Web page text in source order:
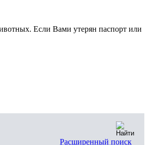
Если Вами утерян паспорт или
Расширенный поиск